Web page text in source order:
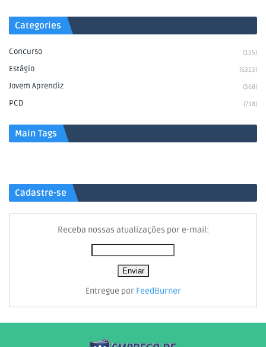
Categories
Concurso (155)
Estágio (6353)
Jovem Aprendiz (368)
PCD (718)
Main Tags
Cadastre-se
Receba nossas atualizações por e-mail:
Entregue por FeedBurner